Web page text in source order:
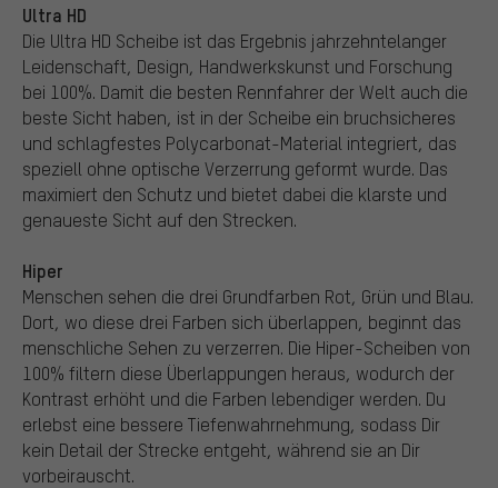
Ultra HD
Die Ultra HD Scheibe ist das Ergebnis jahrzehntelanger
Leidenschaft, Design, Handwerkskunst und Forschung
bei 100%. Damit die besten Rennfahrer der Welt auch die
beste Sicht haben, ist in der Scheibe ein bruchsicheres
und schlagfestes Polycarbonat-Material integriert, das
speziell ohne optische Verzerrung geformt wurde. Das
maximiert den Schutz und bietet dabei die klarste und
genaueste Sicht auf den Strecken.
Hiper
Menschen sehen die drei Grundfarben Rot, Grün und Blau.
Dort, wo diese drei Farben sich überlappen, beginnt das
menschliche Sehen zu verzerren. Die Hiper-Scheiben von
100% filtern diese Überlappungen heraus, wodurch der
Kontrast erhöht und die Farben lebendiger werden. Du
erlebst eine bessere Tiefenwahrnehmung, sodass Dir
kein Detail der Strecke entgeht, während sie an Dir
vorbeirauscht.